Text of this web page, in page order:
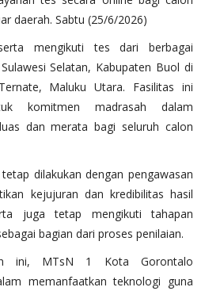
daerah. Sabtu (25/6/2026)
mengikuti tes dari berbagai
Selatan, Kabupaten Buol di
Maluku Utara. Fasilitas ini
komitmen madrasah dalam
dan merata bagi seluruh calon
dilakukan dengan pengawasan
kejujuran dan kredibilitas hasil
juga tetap mengikuti tahapan
bagian dari proses penilaian.
ini, MTsN 1 Kota Gorontalo
memanfaatkan teknologi guna